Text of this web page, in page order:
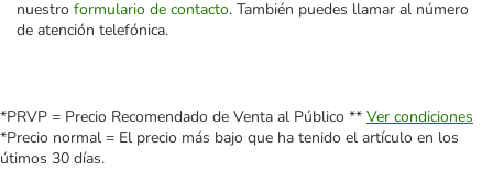
nuestro formulario de contacto. También puedes llamar al número
de atención telefónica.
*PRVP = Precio Recomendado de Venta al Público ** Ver condiciones
*Precio normal = El precio más bajo que ha tenido el artículo en los
útimos 30 días.